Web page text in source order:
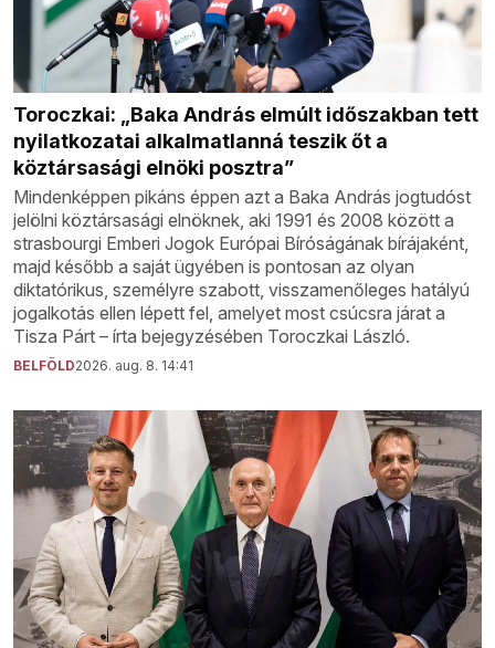
Toroczkai: „Baka András elmúlt időszakban tett
nyilatkozatai alkalmatlanná teszik őt a
köztársasági elnöki posztra”
Mindenképpen pikáns éppen azt a Baka András jogtudóst
jelölni köztársasági elnöknek, aki 1991 és 2008 között a
strasbourgi Emberi Jogok Európai Bíróságának bírájaként,
majd később a saját ügyében is pontosan az olyan
diktatórikus, személyre szabott, visszamenőleges hatályú
jogalkotás ellen lépett fel, amelyet most csúcsra járat a
Tisza Párt – írta bejegyzésében Toroczkai László.
BELFÖLD2026. aug. 8. 14:41